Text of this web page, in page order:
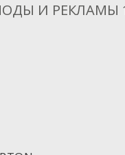
И РЕКЛАМЫ